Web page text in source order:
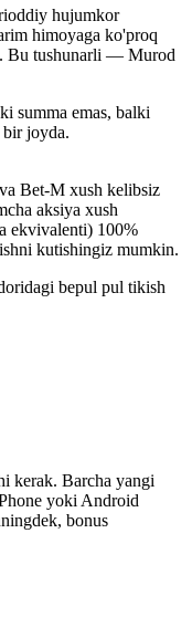
hujumkor
himoyaga ko'proq
Bu tushunarli — Murod
summa emas, balki
joyda.
Bet-M xush kelibsiz
aksiya xush
ekvivalenti) 100%
kutishingiz mumkin.
bepul pul tikish
kerak. Barcha yangi
yoki Android
bonus